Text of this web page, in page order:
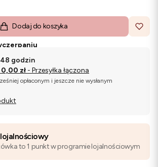
Dodaj do koszyka
48 godzin
zł - Przesyłka łączona
opłaconym i jeszcze nie wysłanym
to 1 punkt w programie lojalnościowym